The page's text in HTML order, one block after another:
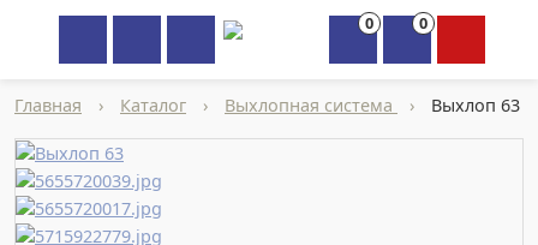
0 0
×
Главная › Каталог › Выхлопная система › Выхлоп 63